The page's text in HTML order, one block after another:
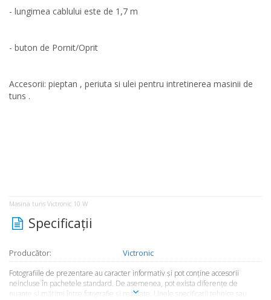
- lungimea cablului este de 1,7 m
- buton de Pornit/Oprit
Accesorii: pieptan , periuta si ulei pentru intretinerea masinii de
tuns .
Masina tuns Victronic 10 W
Specificaţii
Producător: Victronic
Fotografiile de prezentare au caracter informativ şi pot conţine accesorii
neincluse în pachetele standard. De asemenea, pot exista diferenţe de
nuanţe şi mărimi între fotografie şi realitate. Unele specificaţii tehnice sau